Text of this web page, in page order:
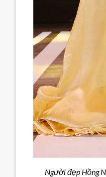
Người đẹp Hồng